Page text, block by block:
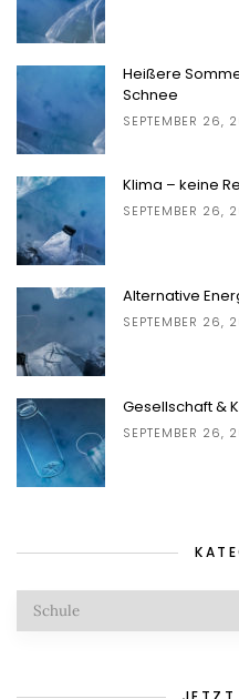
Heißere
Schnee
SEPTEMBER 26,
Klima – keine
SEPTEMBER 26,
Alternative
SEPTEMBER 26,
Gesellschaft &
SEPTEMBER 26,
Kategorien